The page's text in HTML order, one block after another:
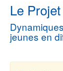
Le
jeunes en